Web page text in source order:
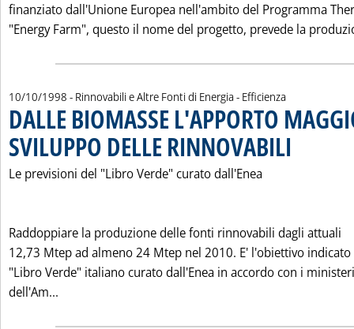
finanziato dall'Unione Europea nell'ambito del Programma
"Energy Farm", questo il nome del progetto, prevede la
10/10/1998 - Rinnovabili e Altre Fonti di Energia - Efficienza
DALLE BIOMASSE L'APPORTO
SVILUPPO DELLE RINNOVABILI
Le previsioni del "Libro Verde" curato dall'Enea
Raddoppiare la produzione delle fonti rinnovabili dagli attuali
12,73 Mtep ad almeno 24 Mtep nel 2010. E' l'obiettivo indicato
"Libro Verde" italiano curato dall'Enea in accordo con i ministeri
dell'Am...